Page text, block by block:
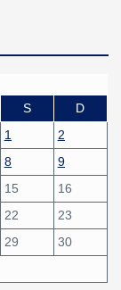
S
D
1
2
8
9
15
16
22
23
29
30